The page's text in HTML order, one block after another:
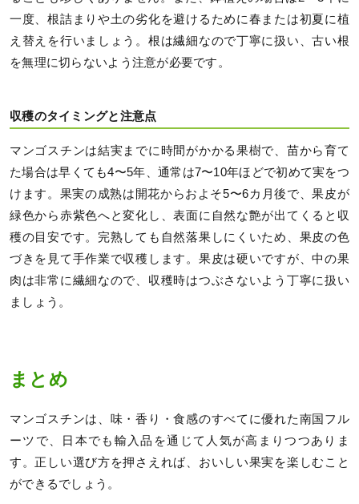
一度、根詰まりや土の劣化を避けるために春または初夏に植
え替えを行いましょう。根は繊細なので丁寧に扱い、古い根
を無理に切らないよう注意が必要です。
収穫のタイミングと注意点
マンゴスチンは結実までに時間がかかる果樹で、苗から育て
た場合は早くても4〜5年、通常は7〜10年ほどで初めて実をつ
けます。果実の成熟は開花からおよそ5〜6カ月後で、果皮が
緑色から赤紫色へと変化し、表面に自然な艶が出てくると収
穫の目安です。完熟しても自然落果しにくいため、果皮の色
づきを見て手作業で収穫します。果皮は硬いですが、中の果
肉は非常に繊細なので、収穫時はつぶさないよう丁寧に扱い
ましょう。
まとめ
マンゴスチンは、味・香り・食感のすべてに優れた南国フル
ーツで、日本でも輸入品を通じて人気が高まりつつありま
す。正しい選び方を押さえれば、おいしい果実を楽しむこと
ができるでしょう。